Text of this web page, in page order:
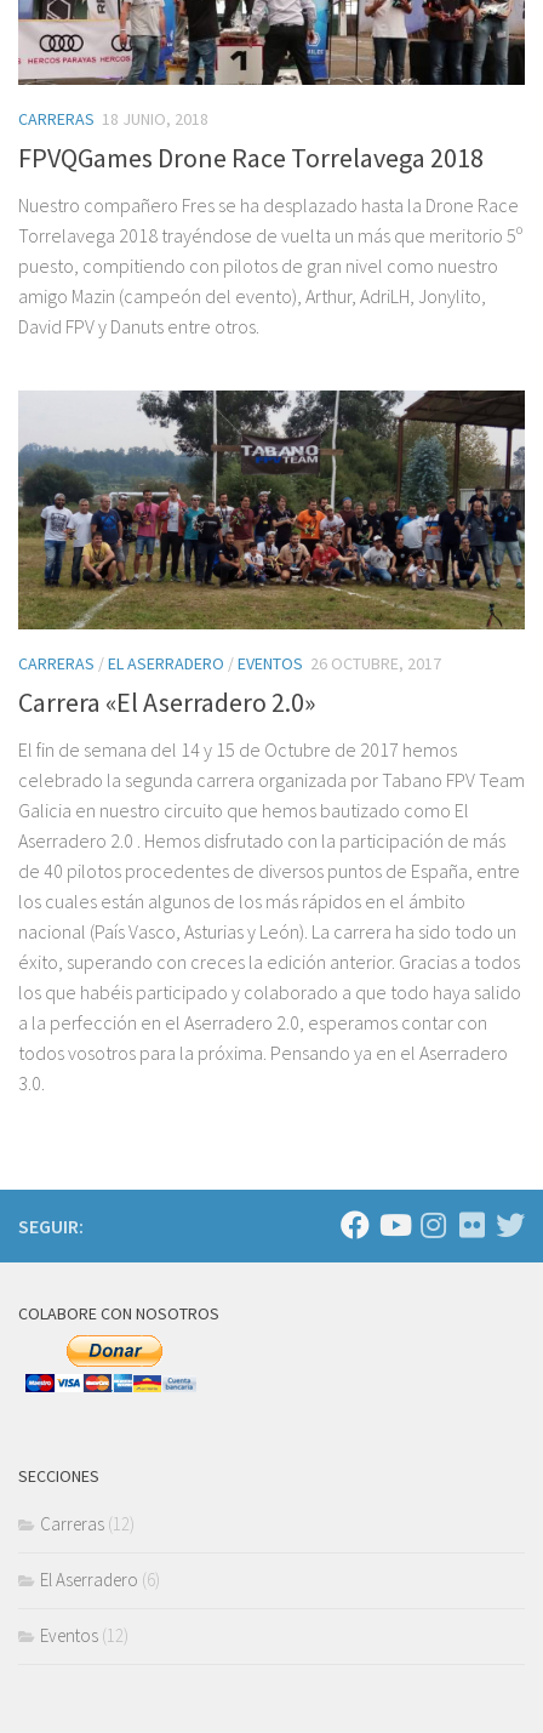
CARRERAS 18 JUNIO, 2018
FPVQGames Drone Race Torrelavega 2018
Nuestro compañero Fres se ha desplazado hasta la Drone Race
Torrelavega 2018 trayéndose de vuelta un más que meritorio 5º
puesto, compitiendo con pilotos de gran nivel como nuestro
amigo Mazin (campeón del evento), Arthur, AdriLH, Jonylito,
David FPV y Danuts entre otros.
CARRERAS /EL ASERRADERO /EVENTOS 26 OCTUBRE, 2017
Carrera «El Aserradero 2.0»
El fin de semana del 14 y 15 de Octubre de 2017 hemos
celebrado la segunda carrera organizada por Tabano FPV Team
Galicia en nuestro circuito que hemos bautizado como El
Aserradero 2.0 . Hemos disfrutado con la participación de más
de 40 pilotos procedentes de diversos puntos de España, entre
los cuales están algunos de los más rápidos en el ámbito
nacional (País Vasco, Asturias y León). La carrera ha sido todo un
éxito, superando con creces la edición anterior. Gracias a todos
los que habéis participado y colaborado a que todo haya salido
a la perfección en el Aserradero 2.0, esperamos contar con
todos vosotros para la próxima. Pensando ya en el Aserradero
3.0.
SEGUIR:
COLABORE CON NOSOTROS
SECCIONES
Carreras (12)
El Aserradero (6)
Eventos (12)